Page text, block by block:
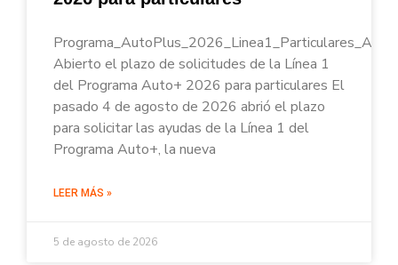
Abierto el plazo de solicitudes de la Línea 1
del Programa Auto+ 2026 para particulares El
pasado 4 de agosto de 2026 abrió el plazo
para solicitar las ayudas de la Línea 1 del
Programa Auto+, la nueva
LEER MÁS »
5 de agosto de 2026